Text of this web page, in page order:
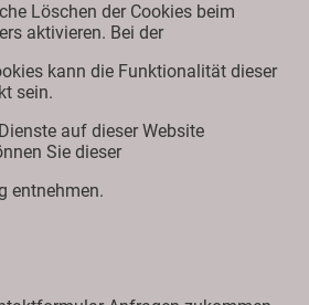
Löschen der Cookies beim
aktivieren. Bei der
kann die Funktionalität dieser
sein.
auf dieser Website
Sie dieser
entnehmen.